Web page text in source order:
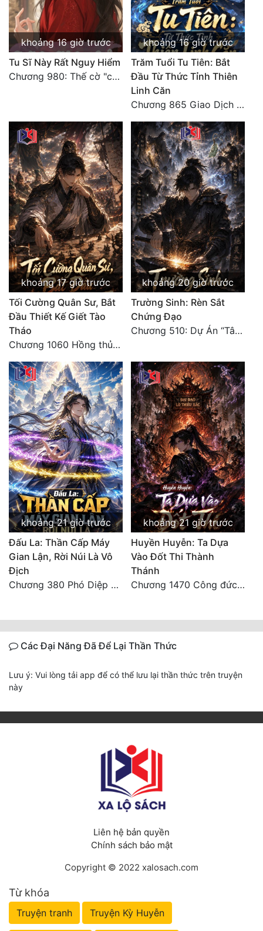
khoảng 16 giờ trước
Tu Sĩ Này Rất Nguy Hiểm
Chương 980: Thế cờ "chết đi sống"
khoảng 16 giờ trước
Trăm Tuổi Tu Tiên: Bắt
Đầu Từ Thức Tỉnh Thiên
Linh Căn
Chương 865 Giao Dịch Chí Cao Tiên Thuật!
khoảng 17 giờ trước
Tối Cường Quân Sư, Bắt
Đầu Thiết Kế Giết Tào
Tháo
Chương 1060 Hồng thủy ngập trời, thời khắc tuyệt vọng (2/2)
khoảng 20 giờ trước
Trường Sinh: Rèn Sắt
Chứng Đạo
Chương 510: Dự Án “Tân Bạch Nương Tử” Và “Tinh Thám” Xà Yêu
khoảng 21 giờ trước
Đấu La: Thần Cấp Máy
Gian Lận, Rời Núi Là Vô
Địch
Chương 380 Phó Diệp dẫn toàn tộc Hồn Thú di chuyển đến Sâm La Tinh, chúng thần Thần Giới kinh ngạc!
khoảng 21 giờ trước
Huyền Huyễn: Ta Dựa
Vào Đốt Thi Thành
Thánh
Chương 1470 Công đức phi thăng
Các Đại Năng Đã Để Lại Thần Thức
Lưu ý: Vui lòng tải app để có thể lưu lại thần thức trên truyện
này
Liên hệ bản quyền
Chính sách bảo mật
Copyright © 2022 xalosach.com
Từ khóa
Truyện tranh Truyện Kỳ Huyễn